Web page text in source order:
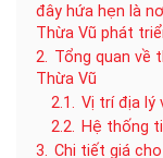
đây hứa hẹn là
Thừa Vũ phát
2. Tổng quan về
Thừa Vũ
2.1. Vị trí địa lý
2.2. Hệ thống
3. Chi tiết giá